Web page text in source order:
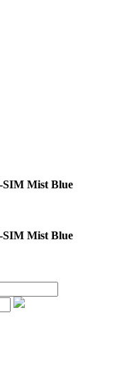
SIM Mist Blue
SIM Mist Blue